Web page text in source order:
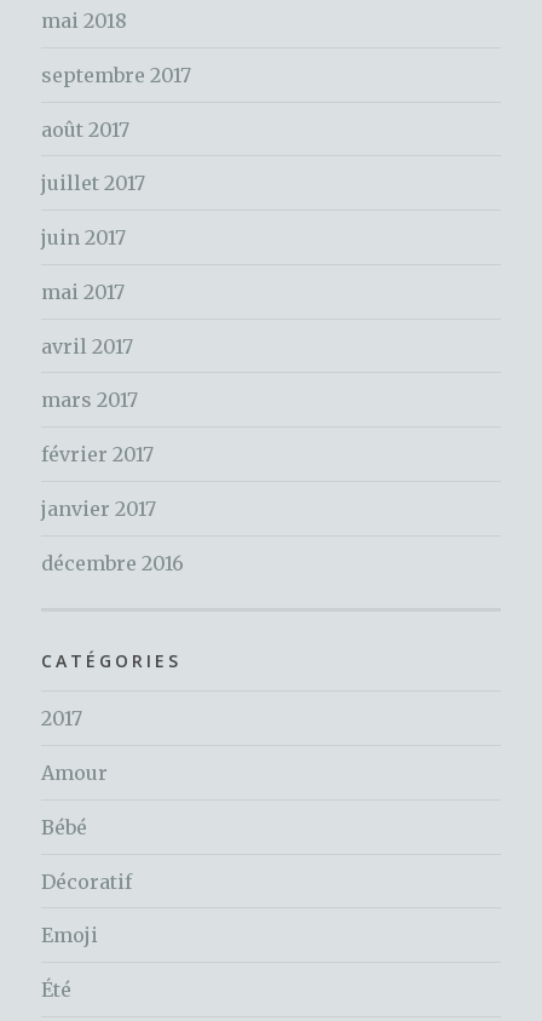
r
e
:
mai 2018
septembre 2017
août 2017
juillet 2017
juin 2017
mai 2017
avril 2017
mars 2017
février 2017
janvier 2017
décembre 2016
CATÉGORIES
2017
Amour
Bébé
Décoratif
Emoji
Été